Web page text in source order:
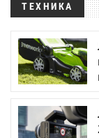
ТЕХНИКА